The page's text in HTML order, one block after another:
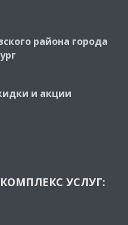
района города
и акции
УСЛУГ: